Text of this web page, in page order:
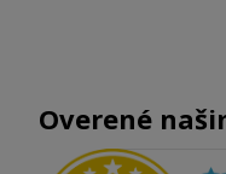
Overené